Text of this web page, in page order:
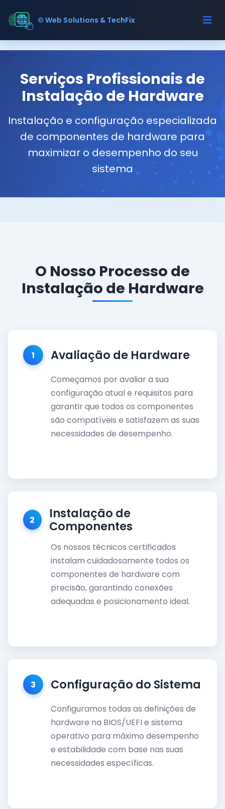
© Web Solutions & TechFix
Serviços Profissionais de
Instalação de Hardware
Instalação e configuração especializada
de componentes de hardware para
maximizar o desempenho do seu
sistema
O Nosso Processo de
Instalação de Hardware
1 Avaliação de Hardware
Começamos por avaliar a sua
configuração atual e requisitos para
garantir que todos os componentes
são compatíveis e satisfazem as suas
necessidades de desempenho.
2
Instalação de
Componentes
Os nossos técnicos certificados
instalam cuidadosamente todos os
componentes de hardware com
precisão, garantindo conexões
adequadas e posicionamento ideal.
3 Configuração do Sistema
Configuramos todas as definições de
hardware na BIOS/UEFI e sistema
operativo para máximo desempenho
e estabilidade com base nas suas
necessidades específicas.